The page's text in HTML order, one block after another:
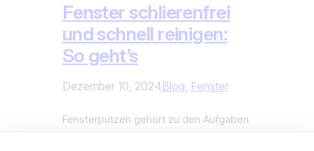
Fenster schlierenfrei
und schnell reinigen:
So geht’s
Dezember 10, 2024Blog, Fenster
Fensterputzen gehört zu den Aufgaben